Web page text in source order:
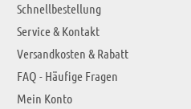
Schnellbestellung
Service & Kontakt
Versandkosten & Rabatt
FAQ - Häufige Fragen
Mein Konto